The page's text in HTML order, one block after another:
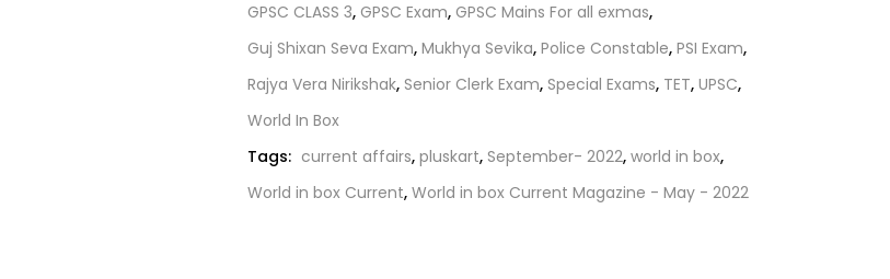
-
December-
quantity
GPSC CLASS 3, GPSC Exam, GPSC Mains For all exmas,
Guj Shixan Seva Exam, Mukhya Sevika, Police Constable, PSI Exam,
Rajya Vera Nirikshak, Senior Clerk Exam, Special Exams, TET, UPSC,
World In Box
Tags: current affairs, pluskart, September- 2022, world in box,
World in box Current, World in box Current Magazine - May - 2022